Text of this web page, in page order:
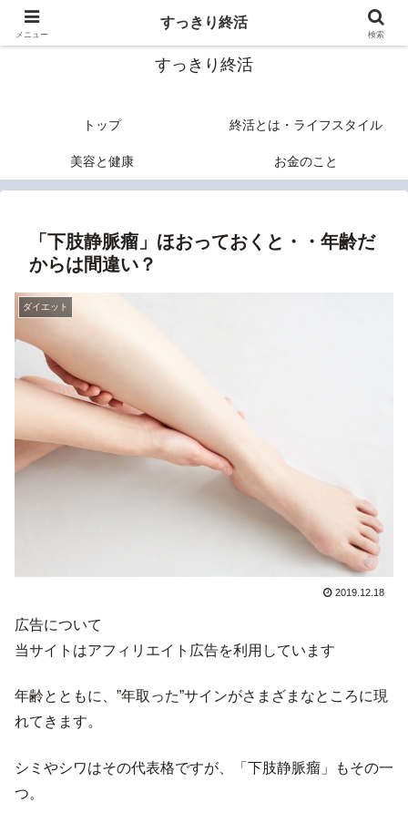
終活のヒントあれこれ
すっきり終活
トップ 終活とは・ライフスタイル
美容と健康 お金のこと
「下肢静脈瘤」ほおっておくと・・年齢だ
からは間違い？
ダイエット
2019.12.18
広告について
当サイトはアフィリエイト広告を利用しています
年齢とともに、”年取った”サインがさまざまなところに現
れてきます。
シミやシワはその代表格ですが、「下肢静脈瘤」もその一
つ。
メニュー
すっきり終活
検索